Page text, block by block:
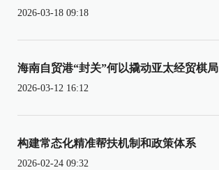
2026-03-18 09:18
海南自贸港“封关”何以撬动亚太经贸棋局
2026-03-12 16:12
构建常态化精准帮扶机制和政策体系
2026-02-24 09:32